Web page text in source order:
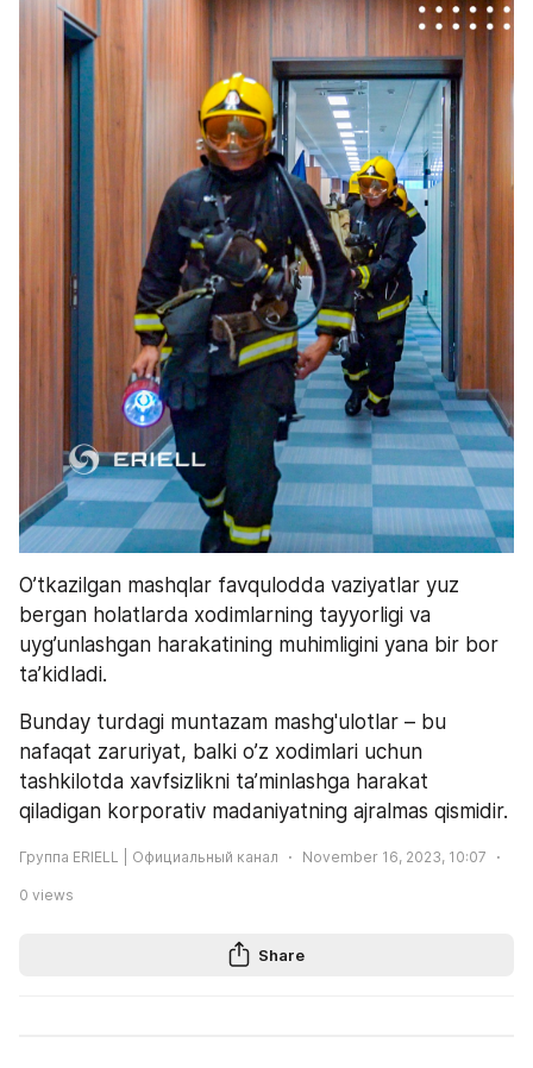
O’tkazilgan mashqlar favqulodda vaziyatlar yuz
bergan holatlarda xodimlarning tayyorligi va
uyg’unlashgan harakatining muhimligini yana bir bor
ta’kidladi.
Bunday turdagi muntazam mashg'ulotlar – bu
nafaqat zaruriyat, balki o’z xodimlari uchun
tashkilotda xavfsizlikni ta’minlashga harakat
qiladigan korporativ madaniyatning ajralmas qismidir.
Группа ERIELL | Официальный канал November 16, 2023, 10:07
0 views
Share